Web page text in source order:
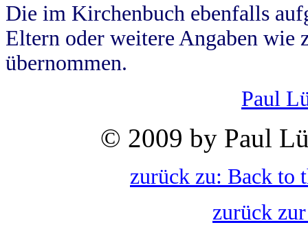
Die im Kirchenbuch ebenfalls
Eltern oder weitere Angaben wie
übernommen.
Paul
© 2009 by Paul
zurück zu: Back to
zurück